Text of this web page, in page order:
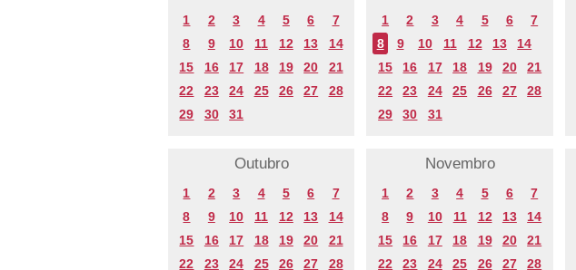
1 2 3 4 5 6
7
8
9 10 11 12 13
14
15
16 17 18 19 20
21
22
23 24 25 26 27
28
29
30 31
1 2 3 4 5 6
7
8
9 10 11 12 13
14
15
16 17 18 19 20
21
22
23 24 25 26 27
28
29
30 31
Outubro
1 2 3 4 5 6
7
8
9 10 11 12 13
14
15
16 17 18 19 20
21
22
23 24 25 26 27 28
Novembro
1 2 3 4 5 6
7
8
9 10 11 12 13
14
15
16 17 18 19 20
21
22
23 24 25 26 27 28